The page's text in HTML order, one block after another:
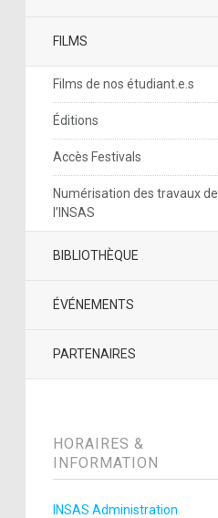
FILMS
Films de nos étudiant.e.s
Éditions
Accès Festivals
Numérisation des travaux de
l’INSAS
BIBLIOTHÈQUE
ÉVÉNEMENTS
PARTENAIRES
HORAIRES &
INFORMATION
INSAS Administration